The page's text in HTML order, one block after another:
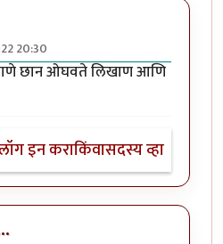
20:30
छान ओघवते लिखाण आणि
इन कराकिंवासदस्य व्हा